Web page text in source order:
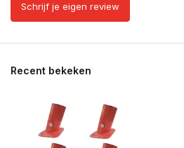
Schrijf je eigen review
Recent bekeken